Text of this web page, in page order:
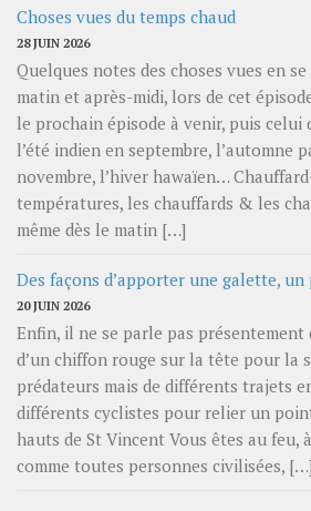
Choses vues du temps chaud
28 JUIN 2026
Quelques notes des choses vues en
matin et après-midi, lors de cet
le prochain épisode à venir, puis celui
l’été indien en septembre, l’automne
novembre, l’hiver hawaïen…
températures, les chauffards & les
même dès le matin […]
Des façons d’apporter une galette,
20 JUIN 2026
Enfin, il ne se parle pas présentement
d’un chiffon rouge sur la tête pour la
prédateurs mais de différents trajets
différents cyclistes pour relier un
hauts de St Vincent Vous êtes au feu,
comme toutes personnes civilisées, […]